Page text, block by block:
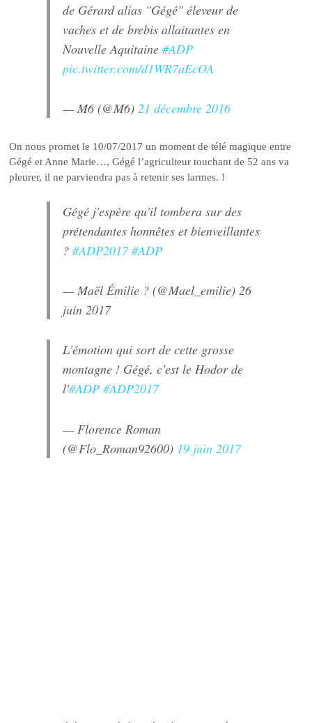
de Gérard alias "Gégé" éleveur de
vaches et de brebis allaitantes en
Nouvelle Aquitaine#ADP
pic.twitter.com/d1WR7aEcOA
— M6 (@M6)21 décembre 2016
On nous promet le 10/07/2017 un moment de télé magique entre
Gégé et Anne Marie…, Gégé l’agriculteur touchant de 52 ans va
pleurer, il ne parviendra pas à retenir ses larmes. !
Gégé j'espère qu'il tombera sur des
prétendantes honnêtes et bienveillantes
?#ADP2017 #ADP
— Maël Émilie ? (@Mael_emilie)26
juin 2017
L'émotion qui sort de cette grosse
montagne ! Gégé, c'est le Hodor de
l'#ADP #ADP2017
— Florence Roman
(@Flo_Roman92600) 19 juin 2017